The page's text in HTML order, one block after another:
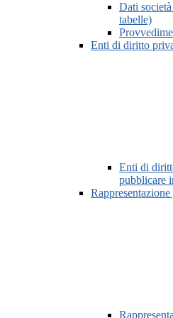
Dati
tabelle)
Enti di diritto
Enti di
pubblicare